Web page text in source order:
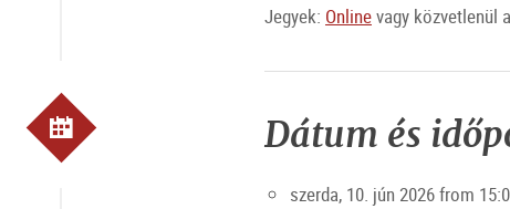
Jegyek: Onlinevagy közvetlenül
Dátum és
szerda, 10. jún 2026 from